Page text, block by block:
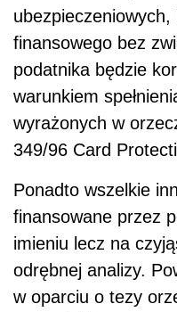
finansowego bez
podatnika będzie
warunkiem
wyrażonych w
349/96 Card
Ponadto wszelkie
finansowane przez
imieniu lecz na
odrębnej analizy.
w oparciu o tezy